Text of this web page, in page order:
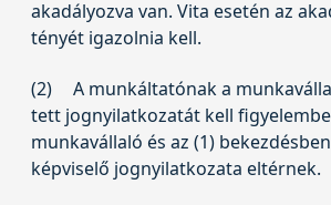
akadályozva van. Vita esetén az
tényét igazolnia kell.
(2)
A munkáltatónak a
tett jognyilatkozatát kell
munkavállaló és az (1)
képviselő jognyilatkozata eltérnek.